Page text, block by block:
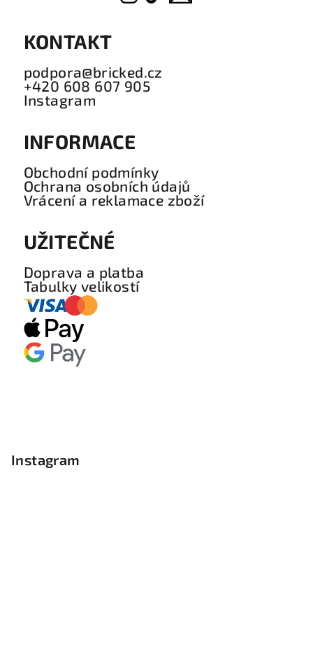
KONTAKT
podpora@bricked.cz
+420 608 607 905
Instagram
INFORMACE
Obchodní podmínky
Ochrana osobních údajů
Vrácení a reklamace zboží
UŽITEČNÉ
Doprava a platba
Tabulky velikostí
Instagram